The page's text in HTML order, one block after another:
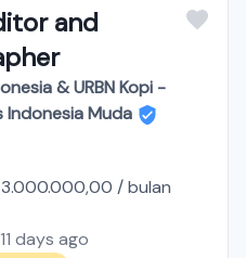
and
& URBN Kopi -
Indonesia Muda
3.000.000,00 /bulan
days ago